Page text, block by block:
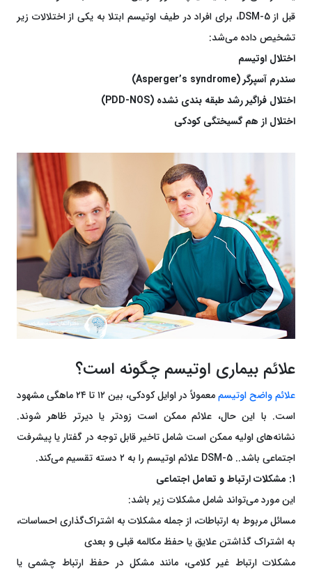
قبل از DSM-5، برای افراد در طیف اوتیسم ابتلا به یکی از اختلالات زیر
تشخیص داده می‌شد:
اختلال اوتیسم
سندرم آسپرگر (Asperger’s syndrome)
اختلال فراگیر رشد طبقه‌ بندی نشده (PDD-NOS)
اختلال از هم گسیختگی کودکی
علائم بیماری اوتیسم چگونه است؟
علائم واضح اوتیسم
معمولاً در اوایل کودکی، بین ۱۲ تا ۲۴ ماهگی مشهود
است. با این حال، علائم ممکن است زودتر یا دیرتر ظاهر شوند.
نشانه‌های اولیه ممکن است شامل تاخیر قابل توجه در گفتار یا پیشرفت
اجتماعی باشد.. DSM-5 علائم اوتیسم را به ۲ دسته تقسیم می‌کند.
1: مشکلات ارتباط و تعامل اجتماعی
این مورد می‌تواند شامل مشکلات زیر باشد:
مسائل مربوط به ارتباطات، از جمله مشکلات به اشتراک‌گذاری احساسات،
به اشتراک گذاشتن علایق یا حفظ مکالمه قبلی و بعدی
مشکلات ارتباط غیر کلامی، مانند مشکل در حفظ ارتباط چشمی یا